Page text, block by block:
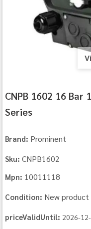
CNPB 1602 16
Series
Brand: Prominent
Sku: CNPB1602
Mpn: 10011118
Condition: New product
priceValidUntil: 2026-